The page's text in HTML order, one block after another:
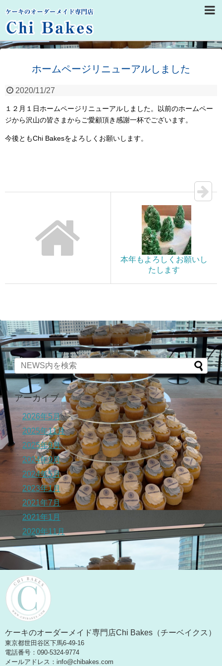
ホームページリニューアルしました
2020/11/27
１２月１日ホームページリニューアルしました。以前のホームペー
ジから沢山の皆さまからご愛顧頂き感謝一杯でございます。
今後ともChi Bakesをよろしくお願いします。
本年もよろしくお願いし
たします
アーカイブ
2026年5月
2025年11月
2025年9月
2024年9月
2024年5月
2023年1月
2021年7月
2021年1月
2020年11月
ケーキのオーダーメイド専門店Chi Bakes（チーベイクス）
東京都世田谷区下馬6-49-16
電話番号：090-5324-9774
メールアドレス：info@chibakes.com